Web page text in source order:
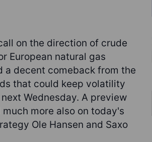
on the direction of crude
European natural gas
a decent comeback from the
that could keep volatility
Wednesday. A preview
more also on today's
Ole Hansen and Saxo